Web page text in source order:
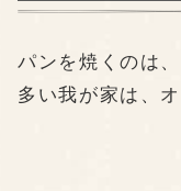
パンを焼くのは
多い我が家は、